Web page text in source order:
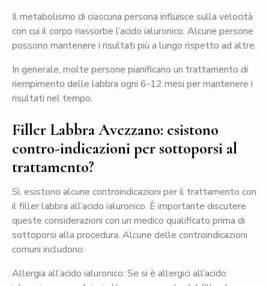
Il metabolismo di ciascuna persona influisce sulla velocità
con cui il corpo riassorbe l’acido ialuronico. Alcune persone
possono mantenere i risultati più a lungo rispetto ad altre.
In generale, molte persone pianificano un trattamento di
riempimento delle labbra ogni 6-12 mesi per mantenere i
risultati nel tempo.
Filler Labbra Avezzano: esistono
contro-indicazioni per sottoporsi al
trattamento?
Sì, esistono alcune controindicazioni per il trattamento con
il filler labbra all’acido ialuronico. È importante discutere
queste considerazioni con un medico qualificato prima di
sottoporsi alla procedura. Alcune delle controindicazioni
comuni includono:
Allergia all’acido ialuronico: Se si è allergici all’acido